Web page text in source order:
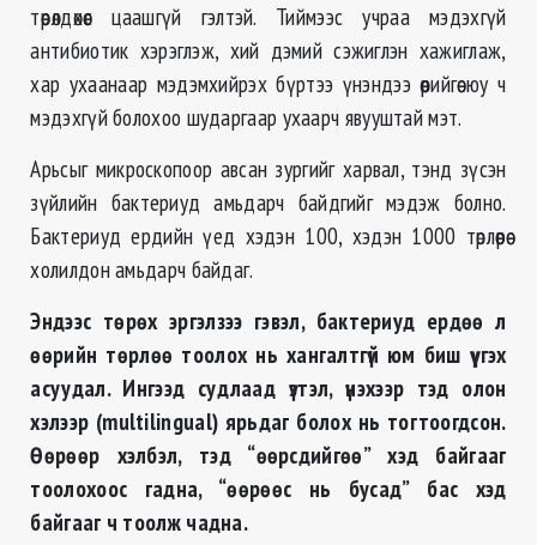
төөрөлдөхөөс цаашгүй гэлтэй. Тиймээс учраа мэдэхгүй
антибиотик хэрэглэж, хий дэмий сэжиглэн хажиглаж,
хар ухаанаар мэдэмхийрэх бүртээ үнэндээ өөрийгөө юу ч
мэдэхгүй болохоо шударгаар ухаарч явууштай мэт.
Арьсыг микроскопоор авсан зургийг харвал, тэнд зүсэн
зүйлийн бактериуд амьдарч байдгийг мэдэж болно.
Бактериуд ердийн үед хэдэн 100, хэдэн 1000 төрлөөрөө
холилдон амьдарч байдаг.
Эндээс төрөх эргэлзээ гэвэл, бактериуд ердөө л
өөрийн төрлөө тоолох нь хангалтгүй юм биш үү гэх
асуудал. Ингээд судлаад үзтэл, үнэхээр тэд олон
хэлээр (multilingual) ярьдаг болох нь тогтоогдсон.
Өөрөөр хэлбэл, тэд “өөрсдийгөө” хэд байгааг
тоолохоос гадна, “өөрөөс нь бусад” бас хэд
байгааг ч тоолж чадна.